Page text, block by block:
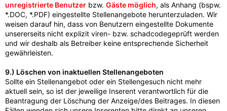
unregistrierte Benutzer bzw. Gäste möglich, als Anhang (bspw.
*.DOC, *.PDF) eingestellte Stellenangebote herunterzuladen. Wir
weisen darauf hin, dass von Benutzern eingestellte Dokumente
unsererseits nicht explizit viren- bzw. schadcodegeprüft werden
und wir deshalb als Betreiber keine entsprechende Sicherheit
gewährleisten.
9.) Löschen von inaktuellen Stellenangeboten
Sollte ein Stellenangebot oder ein Stellengesuch nicht mehr
aktuell sein, so ist der jeweilige Inserent verantwortlich für die
Beantragung der Löschung der Anzeige/des Beitrages. In diesen